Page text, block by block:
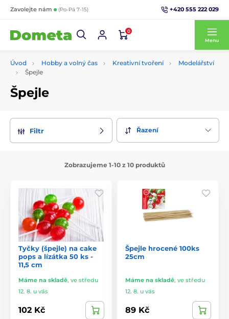
Zavolejte nám (Po-Pá 7-15) +420 555 222 029
0
Menu
Úvod Hobby a volný čas Kreativní tvoření
Modelářství
Špejle
Špejle
Filtr Řazení
Zobrazujeme 1-10 z 10 produktů
Tyčky (špejle) na cake
pops a lízátka 50 ks -
11,5 cm
Máme na skladě, ve středu
12. 8. u vás
102 Kč
Špejle hrocené 100ks
25cm
Máme na skladě, ve středu
12. 8. u vás
89 Kč